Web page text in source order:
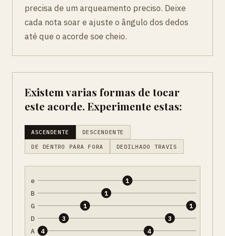
precisa de um arqueamento preciso. Deixe
cada nota soar e ajuste o ângulo dos dedos
até que o acorde soe cheio.
Existem varias formas de tocar
este acorde. Experimente estas:
ASCENDENTE DESCENDENTE
DE DENTRO PARA FORA DEDILHADO TRAVIS
e
B
G
D
A 4
3
1
1
1
4
3
1